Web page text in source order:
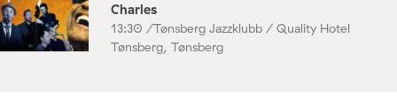
Charles
13:30 /Tønsberg Jazzklubb / Quality Hotel
Tønsberg, Tønsberg